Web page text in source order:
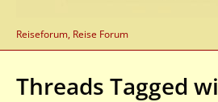
Reiseforum, Reise Forum
Threads Tagged